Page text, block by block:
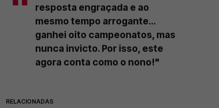
resposta engraçada e ao
mesmo tempo arrogante...
ganhei oito campeonatos, mas
nunca invicto. Por isso, este
agora conta como o nono!"
RELACIONADAS